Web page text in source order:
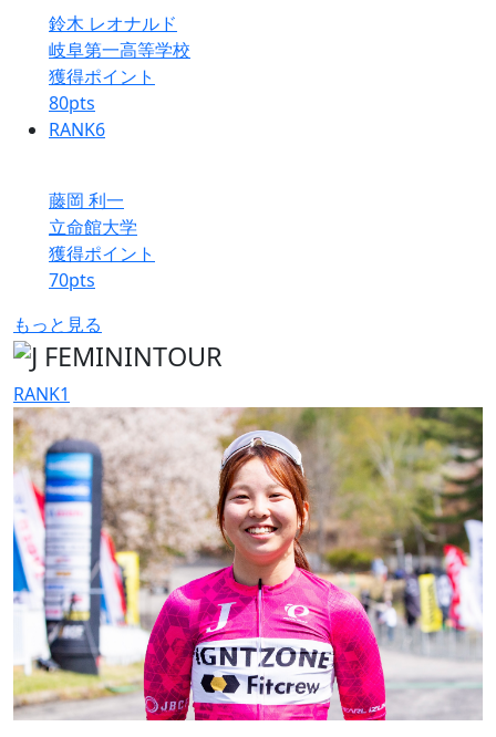
鈴木 レオナルド
岐阜第一高等学校
獲得ポイント
80pts
RANK6
藤岡 利一
立命館大学
獲得ポイント
70pts
もっと見る
RANK1